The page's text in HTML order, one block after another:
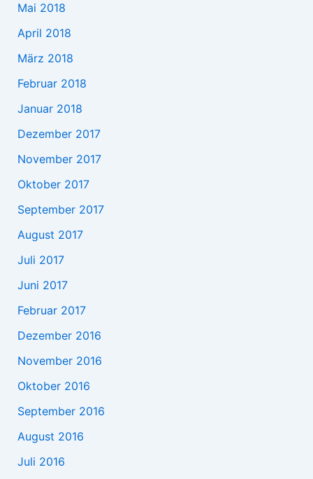
Mai 2018
April 2018
März 2018
Februar 2018
Januar 2018
Dezember 2017
November 2017
Oktober 2017
September 2017
August 2017
Juli 2017
Juni 2017
Februar 2017
Dezember 2016
November 2016
Oktober 2016
September 2016
August 2016
Juli 2016